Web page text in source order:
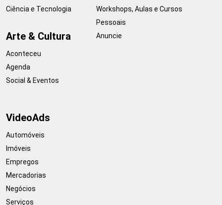
Ciência e Tecnologia
Arte & Cultura
Aconteceu
Agenda
Social & Eventos
Workshops, Aulas e Cursos
Pessoais
Anuncie
VideoAds
Automóveis
Imóveis
Empregos
Mercadorias
Negócios
Serviços